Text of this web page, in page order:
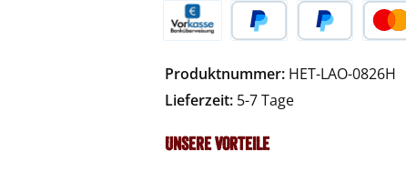
Produktnummer: HET-LAO-0826H
Lieferzeit: 5-7 Tage
Unsere Vorteile